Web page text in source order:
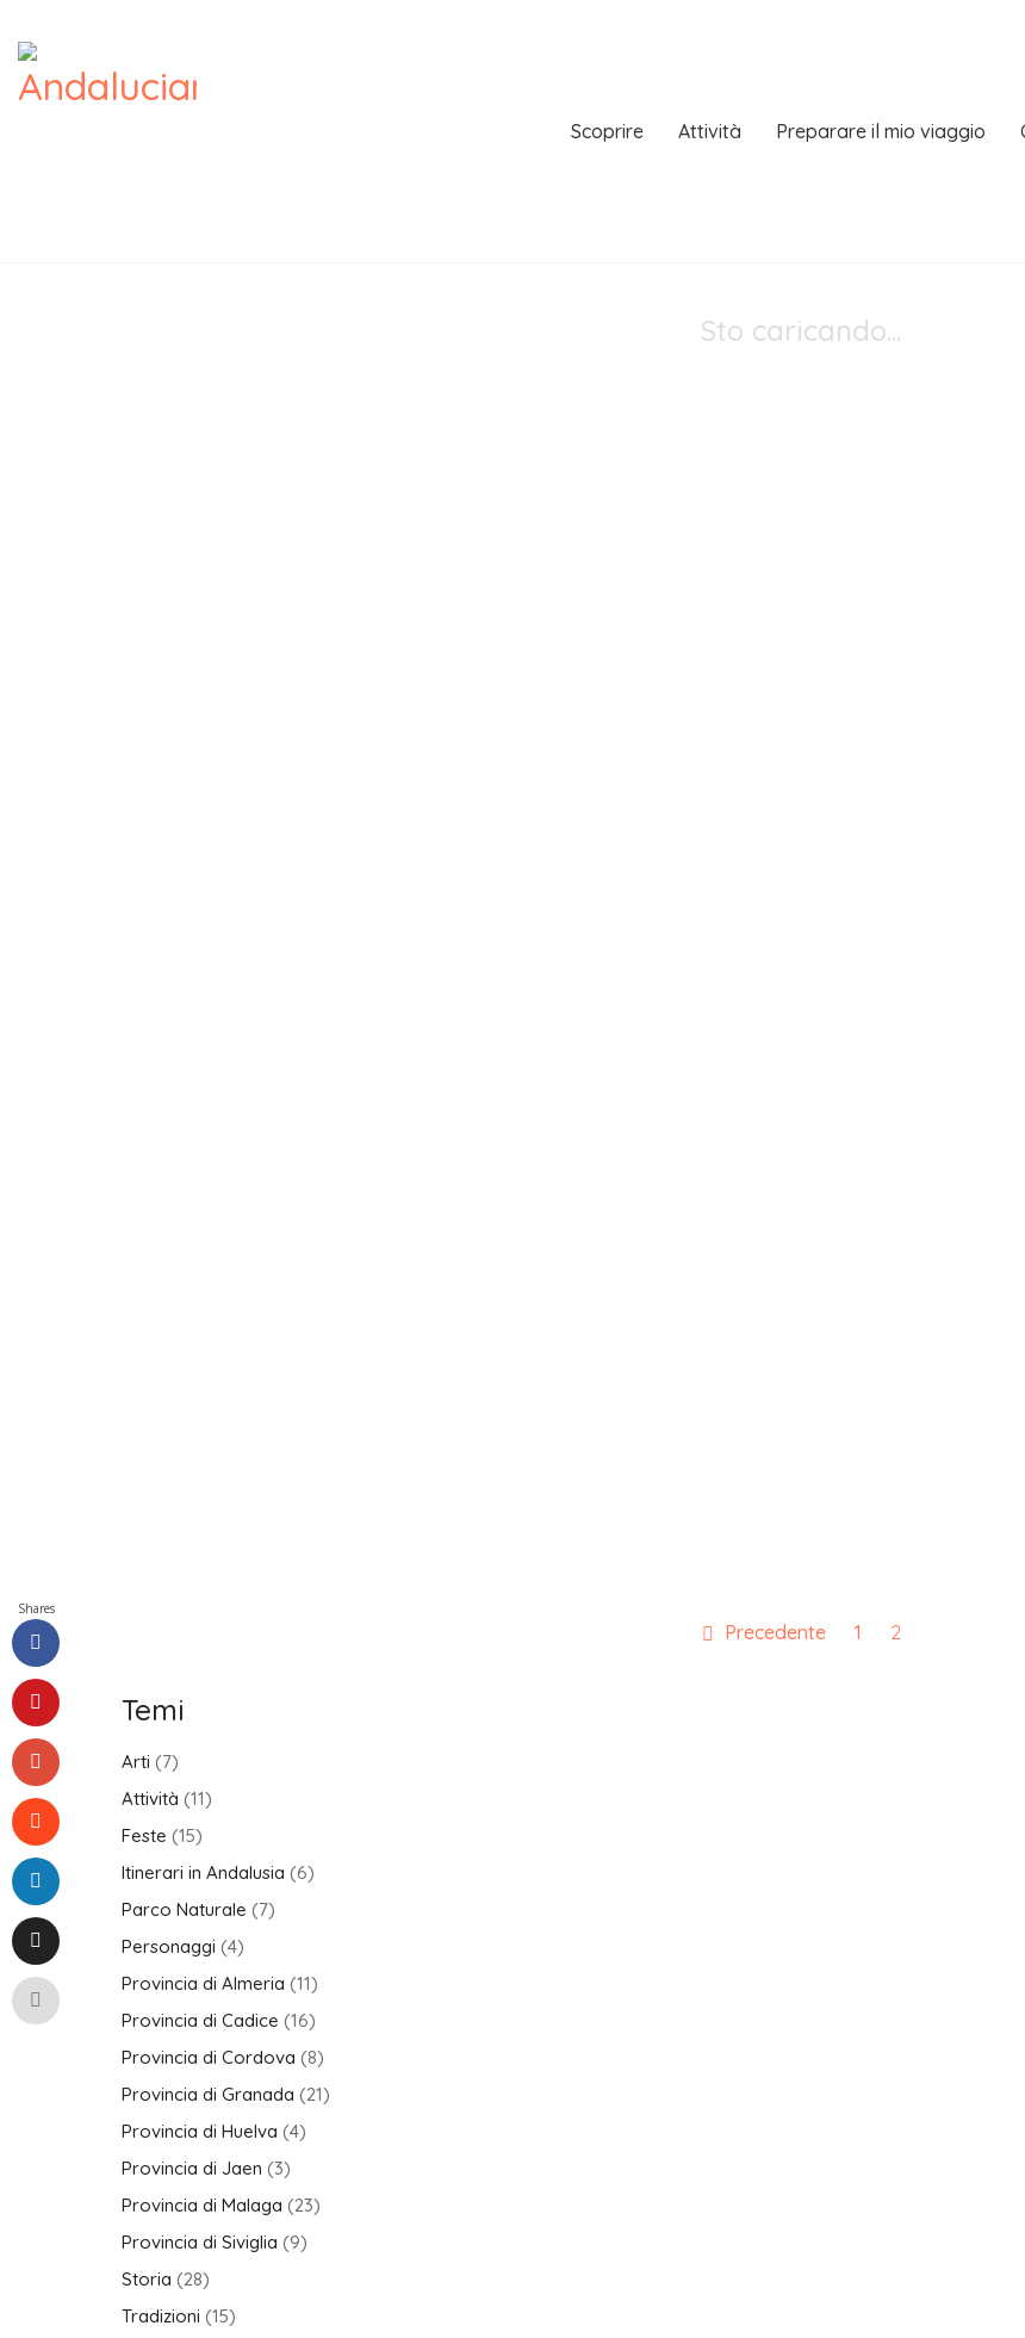
Scoprire Attività Preparare il mio viaggio
Sto caricando...
Precedente 1 2
Temi
Arti (7)
Attività (11)
Feste (15)
Itinerari in Andalusia (6)
Parco Naturale (7)
Personaggi (4)
Provincia di Almeria (11)
Provincia di Cadice (16)
Provincia di Cordova (8)
Provincia di Granada (21)
Provincia di Huelva (4)
Provincia di Jaen (3)
Provincia di Malaga (23)
Provincia di Siviglia (9)
Storia (28)
Tradizioni (15)
Shares